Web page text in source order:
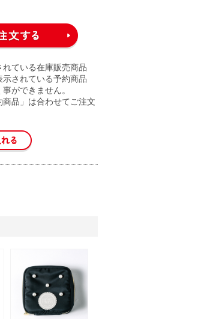
れている在庫販売商品
されている予約商品
ができません。
品」は合わせてご注文